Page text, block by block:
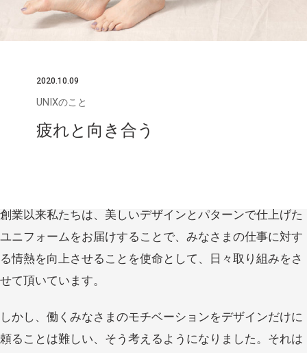
2020.10.09
UNIXのこと
疲れと向き合う
創業以来私たちは、美しいデザインとパターンで仕上げた
ユニフォームをお届けすることで、みなさまの仕事に対す
る情熱を向上させることを使命として、日々取り組みをさ
せて頂いています。
しかし、働くみなさまのモチベーションをデザインだけに
頼ることは難しい、そう考えるようになりました。それは